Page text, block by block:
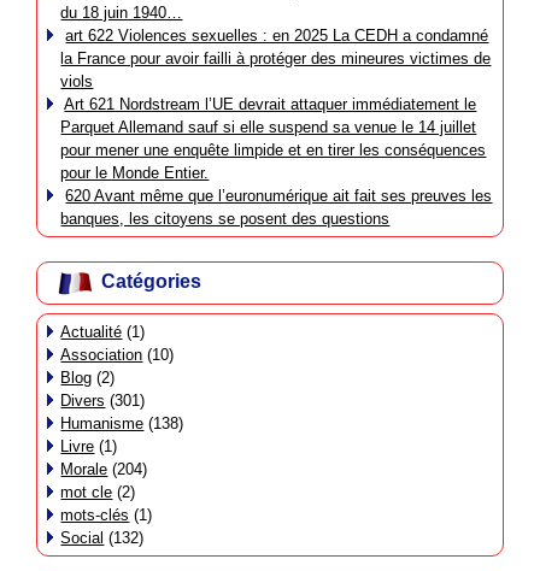
du 18 juin 1940…
art 622 Violences sexuelles : en 2025 La CEDH a condamné
la France pour avoir failli à protéger des mineures victimes de
viols
Art 621 Nordstream l’UE devrait attaquer immédiatement le
Parquet Allemand sauf si elle suspend sa venue le 14 juillet
pour mener une enquête limpide et en tirer les conséquences
pour le Monde Entier.
620 Avant même que l’euronumérique ait fait ses preuves les
banques, les citoyens se posent des questions
Catégories
Actualité (1)
Association (10)
Blog (2)
Divers (301)
Humanisme (138)
Livre (1)
Morale (204)
mot cle (2)
mots-clés (1)
Social (132)